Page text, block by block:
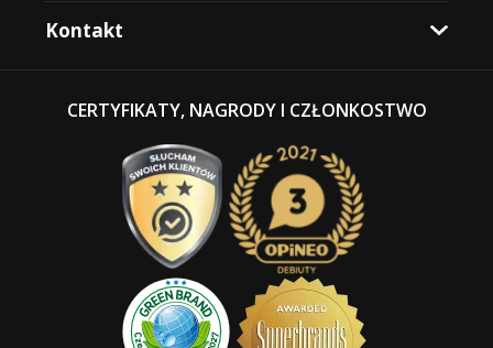
Kontakt
CERTYFIKATY, NAGRODY I CZŁONKOSTWO